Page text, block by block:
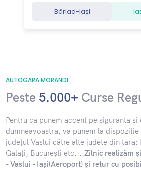
AUTOGARA MORANDI
Peste 5.000+ Curse
​Pentru ca punem accent pe siguranta
dumneavoastra, va punem la
județul Vaslui către alte județe din țara:
Galați, București etc....Zilnic realizăm
- Vaslui - Iași(Aeroport) și retur cu
Bârlad-Iași